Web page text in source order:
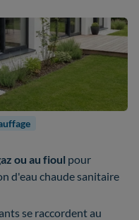
ou au fioul pour
d'eau chaude sanitaire
se raccordent au